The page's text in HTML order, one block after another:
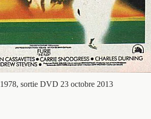
sortie DVD 23 octobre 2013